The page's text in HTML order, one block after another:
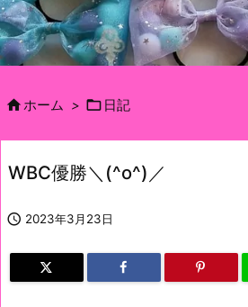
ホーム >  日記
WBC優勝＼(^o^)／
 2023年3月23日